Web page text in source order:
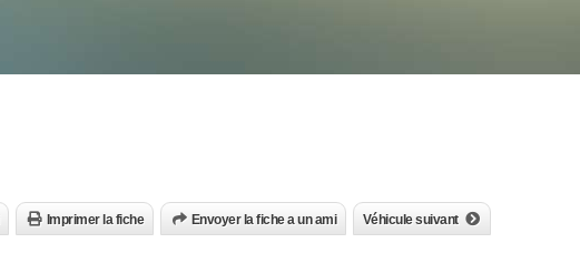
Imprimer la fiche Envoyer la fiche a un ami Véhicule suivant